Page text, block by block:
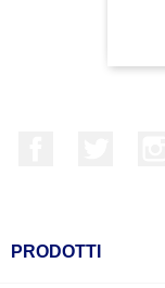
PRODOTTI